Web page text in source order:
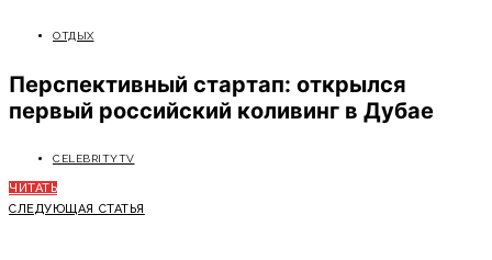
ОТДЫХ
Перспективный стартап: открылся
первый российский коливинг в Дубае
CELEBRITYTV
ЧИТАТЬ
СЛЕДУЮЩАЯ СТАТЬЯ